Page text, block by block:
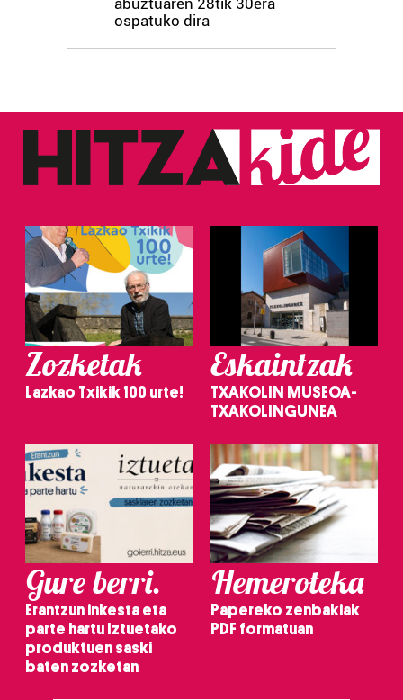
ospatuko dira
Zozketak
Lazkao Txikik 100 urte!
Eskaintzak
TXAKOLIN MUSEOA-
TXAKOLINGUNEA
Gure berri.
Erantzun inkesta eta
parte hartu Iztuetako
produktuen saski
baten zozketan
Hemeroteka
Papereko zenbakiak
PDF formatuan